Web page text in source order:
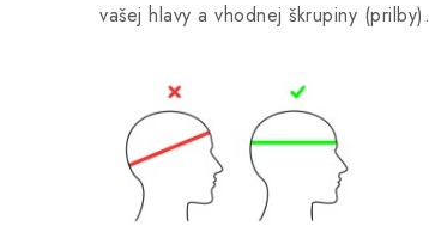
vašej hlavy a vhodnej škrupiny (prilby).